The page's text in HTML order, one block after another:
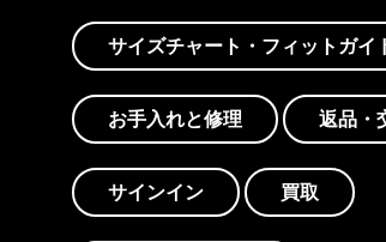
サイズチャート・フィットガイ
お手入れと修理 返品・
サインイン 買取